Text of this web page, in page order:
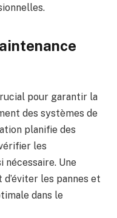
pour garantir la
des systèmes de
planifie des
les
Une
les pannes et
dans le